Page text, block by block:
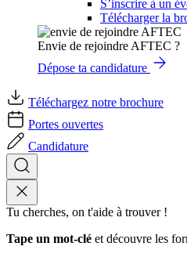
S’inscrire à un
Télécharger la
Envie de rejoindre AFTEC ?
Dépose ta candidature
Téléchargez notre brochure
Portes ouvertes
Candidature
Tu cherches, on t'aide à trouver !
Tape un mot-clé et découvre les